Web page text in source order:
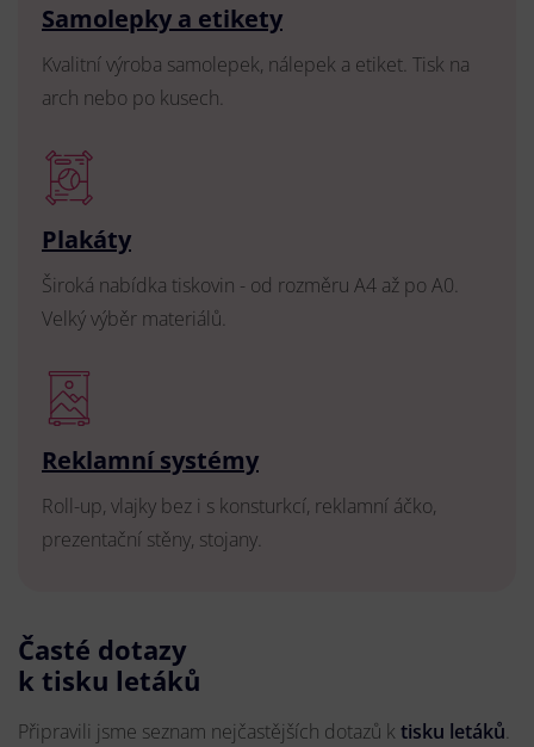
Samolepky a etikety
Kvalitní výroba samolepek, nálepek a etiket. Tisk na
arch nebo po kusech.
Plakáty
Široká nabídka tiskovin - od rozměru A4 až po A0.
Velký výběr materiálů.
Reklamní systémy
Roll-up, vlajky bez i s konsturkcí, reklamní áčko,
prezentační stěny, stojany.
Časté dotazy
k tisku letáků
Připravili jsme seznam nejčastějších dotazů k tisku letáků.